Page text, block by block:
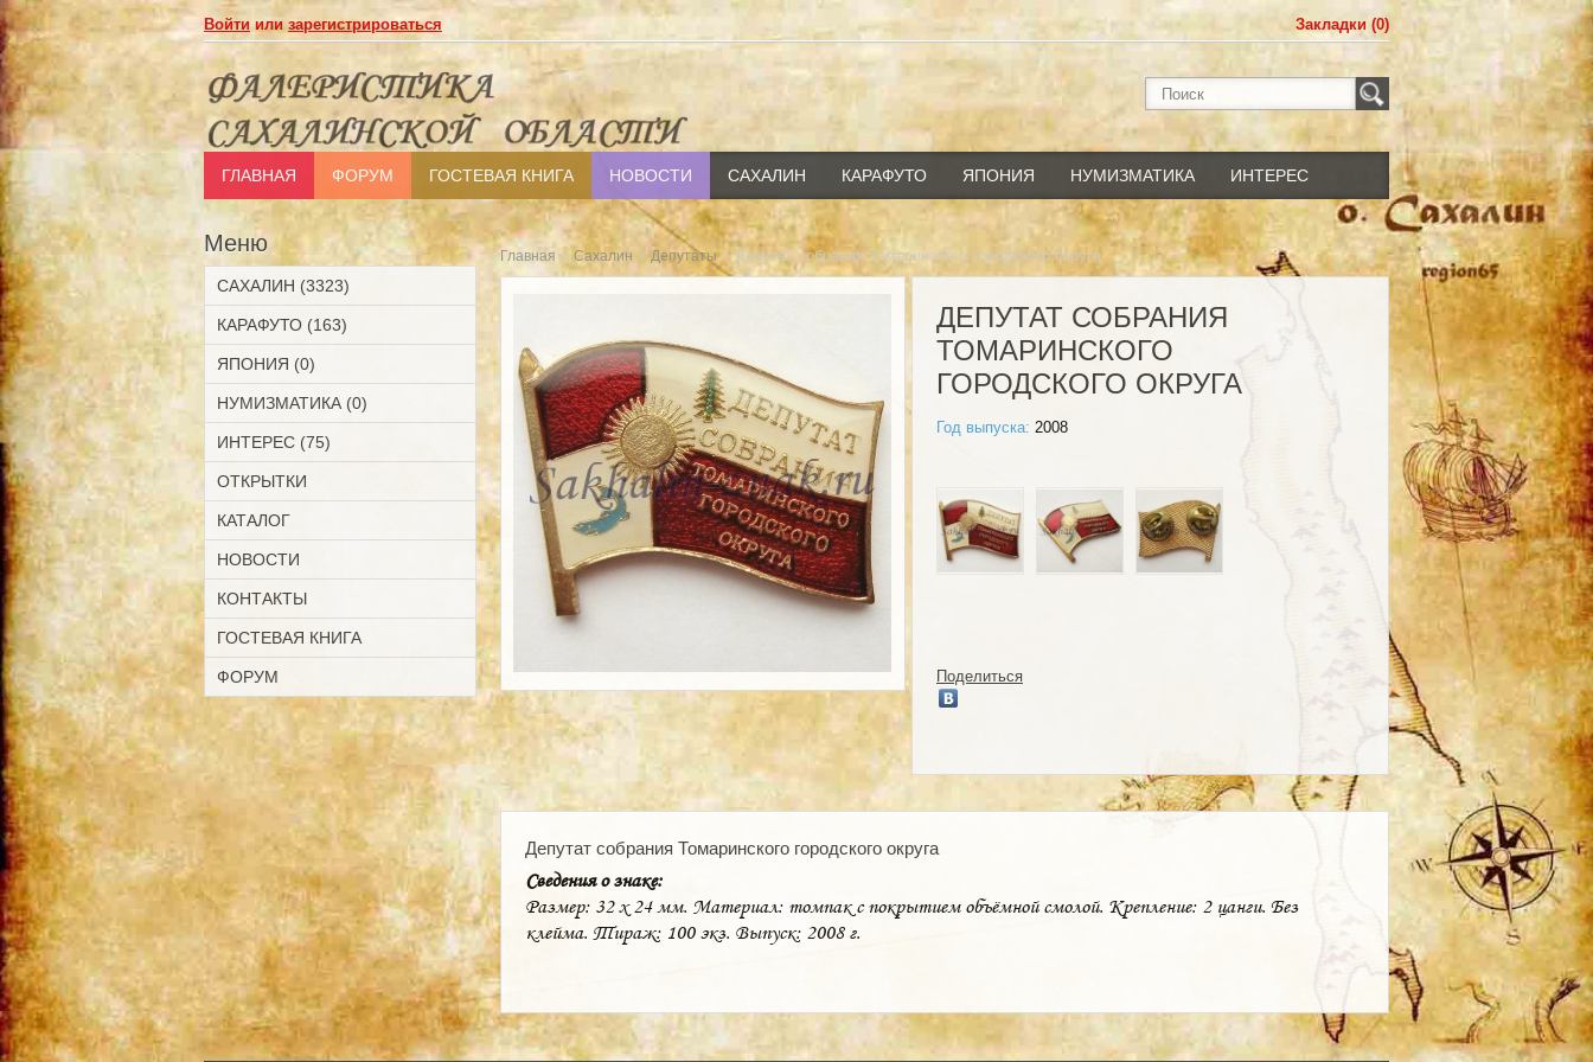
Войти илизарегистрироваться Закладки (0)
ГЛАВНАЯ ФОРУМ ГОСТЕВАЯ КНИГА НОВОСТИ САХАЛИН КАРАФУТО ЯПОНИЯ НУМИЗМАТИКА ИНТЕРЕС
Меню
САХАЛИН (3323)
КАРАФУТО (163)
ЯПОНИЯ (0)
НУМИЗМАТИКА (0)
ИНТЕРЕС (75)
ОТКРЫТКИ
КАТАЛОГ
НОВОСТИ
КОНТАКТЫ
ГОСТЕВАЯ КНИГА
ФОРУМ
Главная » Сахалин »Депутаты» Депутат собрания Томаринского городского округа
ДЕПУТАТ СОБРАНИЯ
ТОМАРИНСКОГО
ГОРОДСКОГО ОКРУГА
Год выпуска: 2008
Поделиться
Депутат собрания Томаринского городского округа
Сведения о знаке:
Размер: 32 х 24 мм. Материал: томпак с покрытием объёмной смолой. Крепление: 2 цанги. Без
клейма. Тираж: 100 экз. Выпуск: 2008 г.